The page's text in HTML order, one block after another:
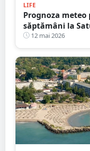
LIFE
Prognoza
săptămâni la
încălzește vremea
12 mai 2026